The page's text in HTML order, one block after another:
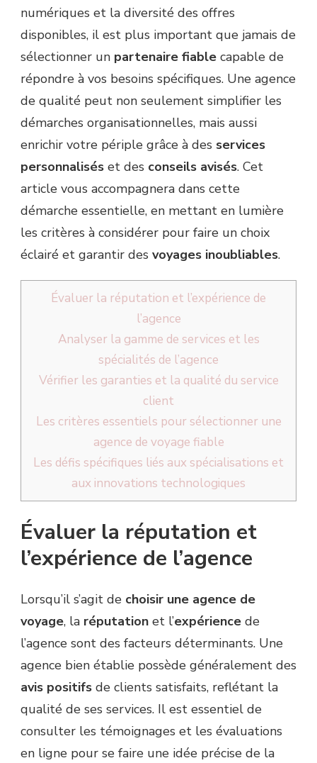
numériques et la diversité des offres
disponibles, il est plus important que jamais de
sélectionner un partenaire fiable capable de
répondre à vos besoins spécifiques. Une agence
de qualité peut non seulement simplifier les
démarches organisationnelles, mais aussi
enrichir votre périple grâce à des services
personnalisés et des conseils avisés. Cet
article vous accompagnera dans cette
démarche essentielle, en mettant en lumière
les critères à considérer pour faire un choix
éclairé et garantir des voyages inoubliables.
Évaluer la réputation et l’expérience de
l’agence
Analyser la gamme de services et les
spécialités de l’agence
Vérifier les garanties et la qualité du service
client
Les critères essentiels pour sélectionner une
agence de voyage fiable
Les défis spécifiques liés aux spécialisations et
aux innovations technologiques
Évaluer la réputation et
l’expérience de l’agence
Lorsqu’il s’agit de choisir une agence de
voyage, la réputation et l’expérience de
l’agence sont des facteurs déterminants. Une
agence bien établie possède généralement des
avis positifs de clients satisfaits, reflétant la
qualité de ses services. Il est essentiel de
consulter les témoignages et les évaluations
en ligne pour se faire une idée précise de la